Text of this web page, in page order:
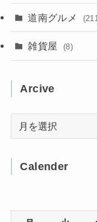
(31)
(16)(2)
(1) (2)
(11)
(13)
(10)
道南グルメ
雑貨屋 (8)
Arcive
Arcive
Calender